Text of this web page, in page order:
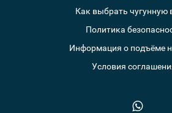
Как выбрать чугунную
Политика
Информация о подъёме
Условия